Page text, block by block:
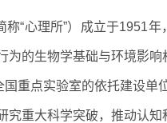
称“心理所”）成立于1951
为的生物学基础与环境影
重点实验室的依托建设
重大科学突破，推动认